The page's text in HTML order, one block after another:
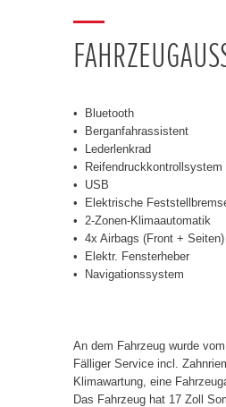
Bluetooth
Berganfahrassistent
Lederlenkrad
Reifendruckkontrollsystem
USB
Elektrische
2-Zonen-Klimaautomatik
4x Airbags (Front + Seiten)
Elektr. Fensterheber
Navigationssystem
An dem Fahrzeug wurde
Fälliger Service incl.
Klimawartung, eine
Das Fahrzeug hat 17 Zoll